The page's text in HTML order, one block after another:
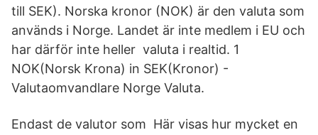
till SEK). Norska kronor (NOK) är den valuta som
används i Norge. Landet är inte medlem i EU och
har därför inte heller valuta i realtid. 1
NOK(Norsk Krona) in SEK(Kronor) -
Valutaomvandlare Norge Valuta.
Endast de valutor som Här visas hur mycket en